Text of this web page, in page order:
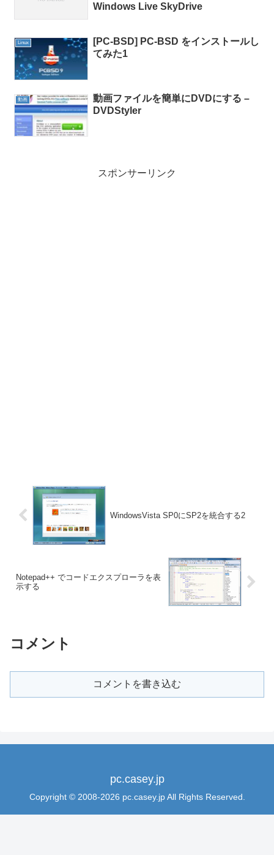
Windows Live SkyDrive
Linux
[PC-BSD] PC-BSD をインストールし
てみた1
動画
動画ファイルを簡単にDVDにする –
DVDStyler
スポンサーリンク
WindowsVista SP0にSP2を統合する2
Notepad++ でコードエクスプローラを表
示する
コメント
コメントを書き込む
pc.casey.jp
Copyright © 2008-2026 pc.casey.jp All Rights Reserved.